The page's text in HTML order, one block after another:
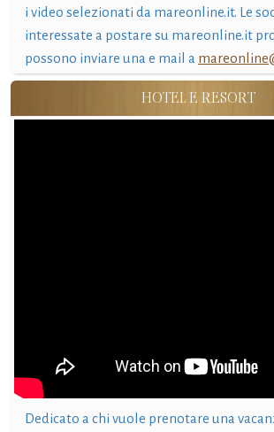
i video selezionati da mareonline.it. Le
interessate a postare su mareonline.it
possono inviare una e mail a
HOTEL E RESORT
Dedicato a chi vuole prenotare una